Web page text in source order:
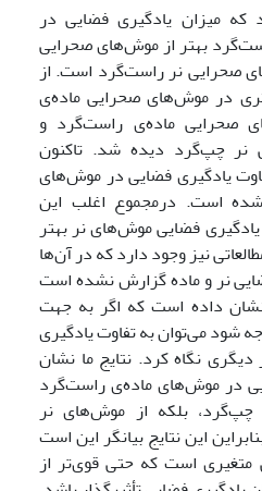
که میزان یادگیری فضایی در
بهتر از موش‌های صحرایی
صحرایی نر راست‌گرد است. از
در موش‌های صحرایی ماده‌‌ی
ماده‌‌ی راست‌‌گرد و
چپ‌گرد دیده شد. تاکنون
یادگیری فضایی در موش‌های
است. درمجموع اغلب این
فضایی موش‌های نر بهتر
نیز وجود دارد که در آن‌ها
نر و ماده گزارش نشده است
نشان داده ‌است که اگر به جهت
شود می‌توان به تفاوت یادگیری
نگاه کرد. نتایج ما نشان
در موش‌های ماده‌ی راست‌گرد
چپ‌گرد، بلکه از موش‌های نر
این نتایج بیانگر این است
است که حتی قوی‌تر از